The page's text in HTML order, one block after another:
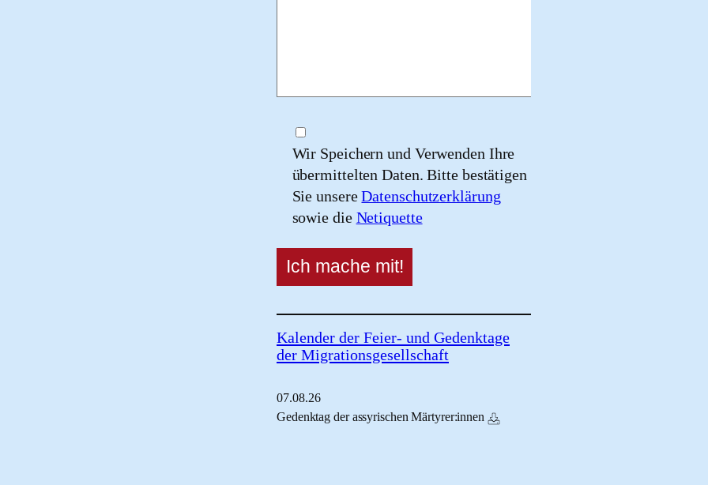
Wir Speichern und Verwenden Ihre
übermittelten Daten. Bitte bestätigen
Sie unsereDatenschutzerklärung
sowie die Netiquette
Kalender der Feier- und Gedenktage
der Migrationsgesellschaft
07.08.26
Gedenktag der assyrischen Märtyrer:innen